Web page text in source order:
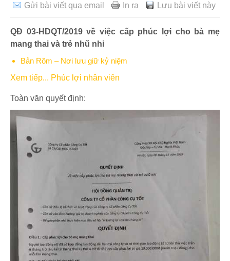
Gửi bài viết qua email In ra Lưu bài viết này
QĐ 03-HDQT/2019 về việc cấp phúc lợi cho bà mẹ
mang thai và trẻ nhũ nhi
Bản Rõm – Nơi lưu giữ kỷ niệm
Xem tiếp... Phúc lợi nhân viên
Toàn văn quyết định: